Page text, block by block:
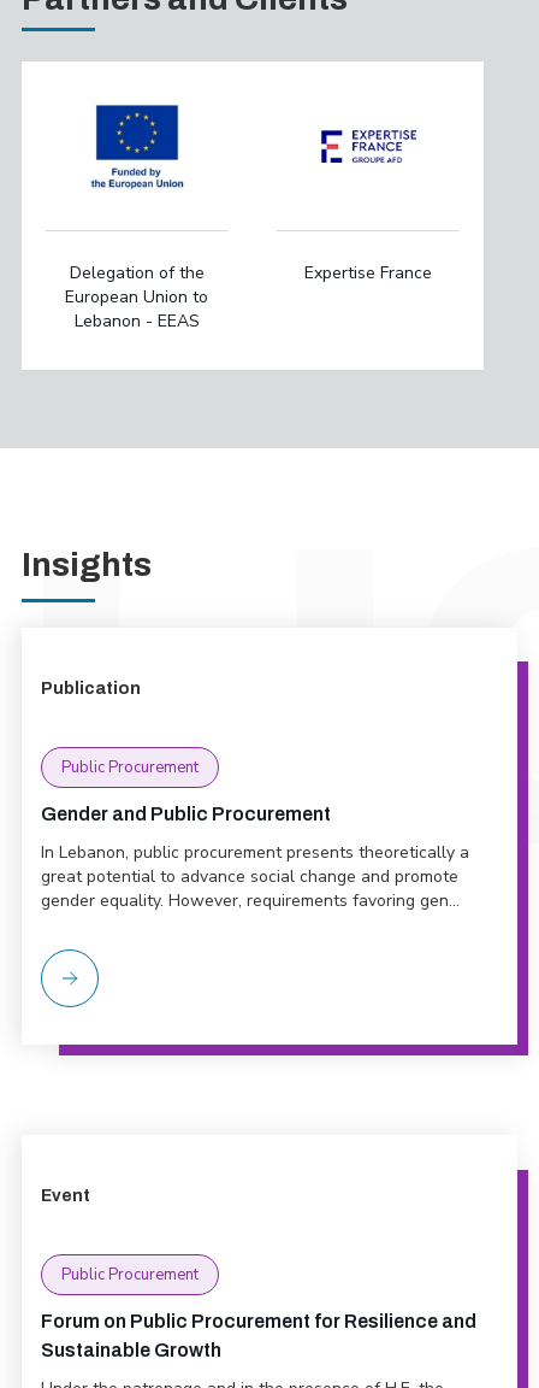
Delegation of the
European Union to
Lebanon - EEAS
Expertise France
Insights
Publication
Public Procurement
Gender and Public Procurement
In Lebanon, public procurement presents theoretically a
great potential to advance social change and promote
gender equality. However, requirements favoring gen...
Event
Public Procurement
Forum on Public Procurement for Resilience and
Sustainable Growth